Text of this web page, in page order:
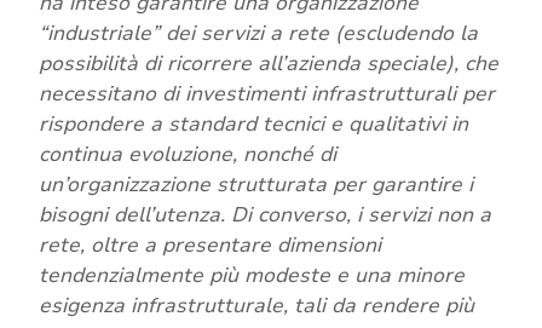
“industriale” dei servizi a rete (escludendo la
possibilità di ricorrere all’azienda speciale), che
necessitano di investimenti infrastrutturali per
rispondere a standard tecnici e qualitativi in
continua evoluzione, nonché di
un’organizzazione strutturata per garantire i
bisogni dell’utenza. Di converso, i servizi non a
rete, oltre a presentare dimensioni
tendenzialmente più modeste e una minore
esigenza infrastrutturale, tali da rendere più